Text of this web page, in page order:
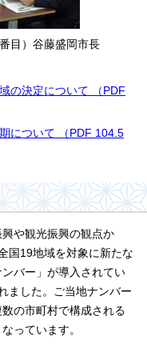
目）谷藤盛岡市長
の決定について （PDF
について （PDF 104.5
や観光振興の観点か
国19地域を対象に新たな
バー」が導入されてい
ました。ご当地ナンバー
の市町村で構成される
っています。